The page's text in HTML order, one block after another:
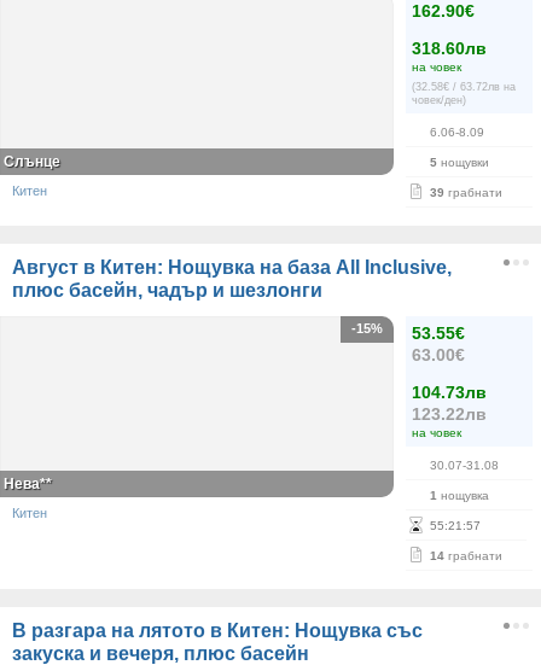
162.90€
318.60лв
на човек
(32.58€ / 63.72лв на
човек/ден)
6.06-8.09
5 нощувки
39 грабнати
Слънце
Китен
Август в Китен: Нощувка на база All Inclusive,
плюс басейн, чадър и шезлонги
53.55€
63.00€
104.73лв
123.22лв
на човек
30.07-31.08
1 нощувка
55:21 :57
14 грабнати
-15%
Нева**
Китен
В разгара на лятото в Китен: Нощувка със
закуска и вечеря, плюс басейн